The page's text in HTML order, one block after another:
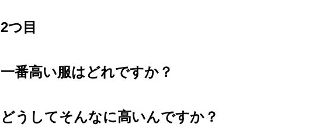
2つ目
一番高い服はどれですか？
どうしてそんなに高いんですか？